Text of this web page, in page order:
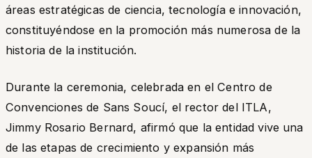
áreas estratégicas de ciencia, tecnología e innovación,
constituyéndose en la promoción más numerosa de la
historia de la institución.
Durante la ceremonia, celebrada en el Centro de
Convenciones de Sans Soucí, el rector del ITLA,
Jimmy Rosario Bernard, afirmó que la entidad vive una
de las etapas de crecimiento y expansión más